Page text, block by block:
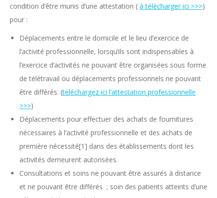
condition d’être munis d’une attestation ( à télécharger ici >>>)
pour :
Déplacements entre le domicile et le lieu d’exercice de
l’activité professionnelle, lorsqu’ils sont indispensables à
l’exercice d’activités ne pouvant être organisées sous forme
de télétravail ou déplacements professionnels ne pouvant
être différés. (téléchargez ici l’attestation professionnelle
>>>)
Déplacements pour effectuer des achats de fournitures
nécessaires à l’activité professionnelle et des achats de
première nécessité[1] dans des établissements dont les
activités demeurent autorisées.
Consultations et soins ne pouvant être assurés à distance
et ne pouvant être différés ; soin des patients atteints d’une